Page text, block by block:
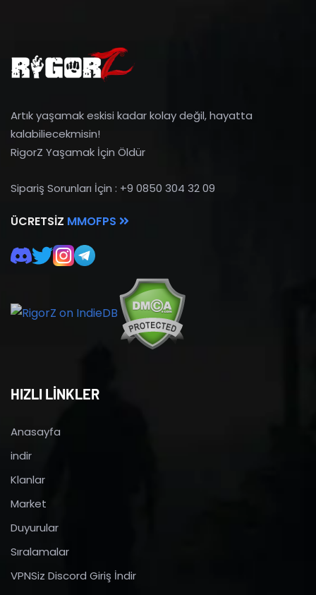
Artık yaşamak eskisi kadar kolay değil, hayatta
kalabiliecekmisin!
RigorZ Yaşamak İçin Öldür
Sipariş Sorunları İçin : +9 0850 304 32 09
ÜCRETSIZ MMOFPS
HIZLI LİNKLER
Anasayfa
indir
Klanlar
Market
Duyurular
Sıralamalar
VPNSiz Discord Giriş İndir